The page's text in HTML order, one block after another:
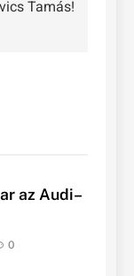
Tamás!
az Audi–
0